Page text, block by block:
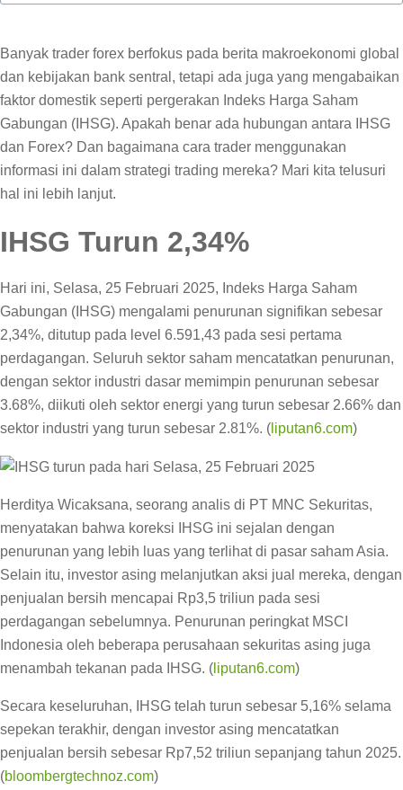
Banyak trader forex berfokus pada berita makroekonomi global
dan kebijakan bank sentral, tetapi ada juga yang mengabaikan
faktor domestik seperti pergerakan Indeks Harga Saham
Gabungan (IHSG). Apakah benar ada hubungan antara IHSG
dan Forex? Dan bagaimana cara trader menggunakan
informasi ini dalam strategi trading mereka? Mari kita telusuri
hal ini lebih lanjut.
IHSG Turun 2,34%
Hari ini, Selasa, 25 Februari 2025, Indeks Harga Saham
Gabungan (IHSG) mengalami penurunan signifikan sebesar
2,34%, ditutup pada level 6.591,43 pada sesi pertama
perdagangan. Seluruh sektor saham mencatatkan penurunan,
dengan sektor industri dasar memimpin penurunan sebesar
3.68%, diikuti oleh sektor energi yang turun sebesar 2.66% dan
sektor industri yang turun sebesar 2.81%. ( liputan6.com)
Herditya Wicaksana, seorang analis di PT MNC Sekuritas,
menyatakan bahwa koreksi IHSG ini sejalan dengan
penurunan yang lebih luas yang terlihat di pasar saham Asia.
Selain itu, investor asing melanjutkan aksi jual mereka, dengan
penjualan bersih mencapai Rp3,5 triliun pada sesi
perdagangan sebelumnya. Penurunan peringkat MSCI
Indonesia oleh beberapa perusahaan sekuritas asing juga
menambah tekanan pada IHSG. ( liputan6.com)
Secara keseluruhan, IHSG telah turun sebesar 5,16% selama
sepekan terakhir, dengan investor asing mencatatkan
penjualan bersih sebesar Rp7,52 triliun sepanjang tahun 2025.
(bloombergtechnoz.com)